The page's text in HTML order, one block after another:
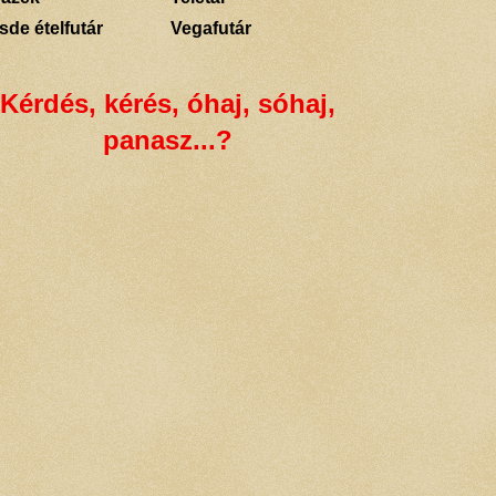
ételfutár
Vegafutár
Kérdés, kérés, óhaj, sóhaj,
panasz...?